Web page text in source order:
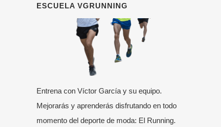
ESCUELA VGRUNNING
Entrena con Víctor García y su equipo.
Mejorarás y aprenderás disfrutando en todo
momento del deporte de moda: El Running.